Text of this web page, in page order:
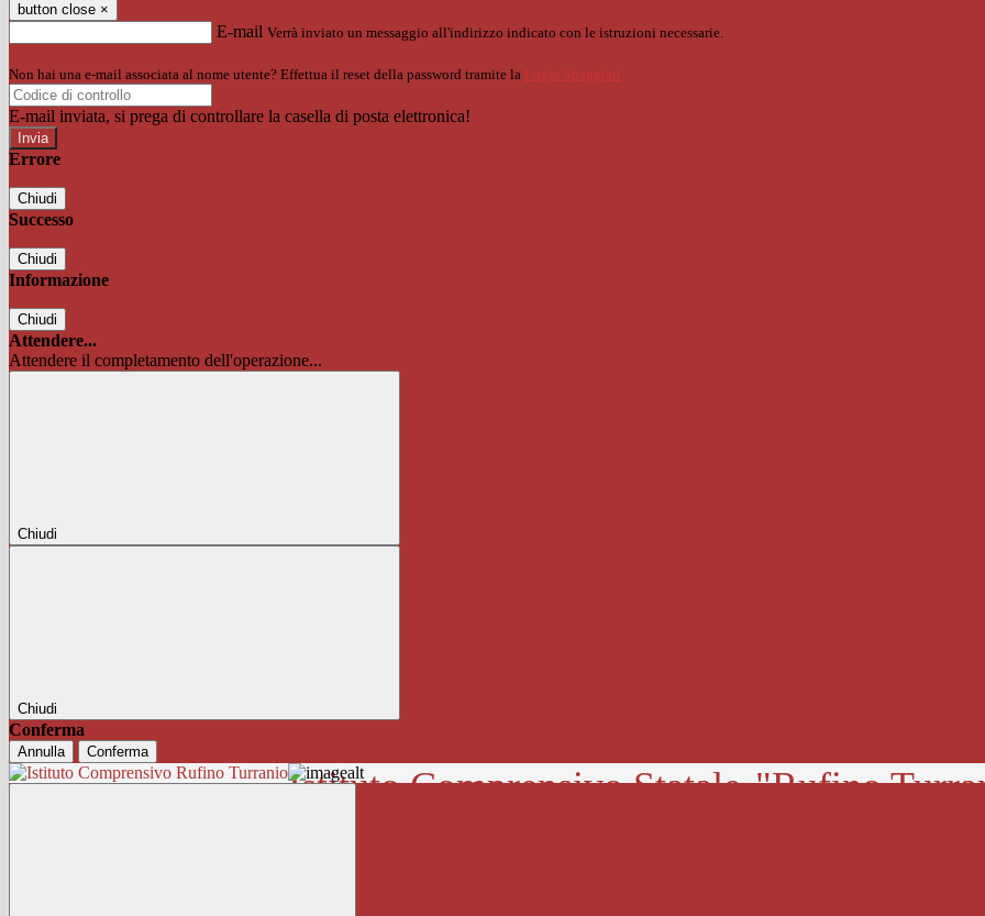
button close ×
E-mail Verrà inviato un messaggio all'indirizzo indicato con le istruzioni necessarie.
Non hai una e-mail associata al nome utente? Effettua il reset della password tramite la Login Spaggiari
E-mail inviata, si prega di controllare la casella di posta elettronica!
Errore
Chiudi
Successo
Chiudi
Informazione
Chiudi
Attendere...
Attendere il completamento dell'operazione...
Chiudi
Chiudi
Conferma
Annulla Conferma
Istituto Comprensivo Statale"Rufino